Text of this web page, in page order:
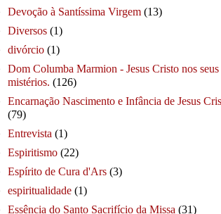
Devoção à Santíssima Virgem (13)
Diversos (1)
divórcio (1)
Dom Columba Marmion - Jesus Cristo nos seus
mistérios. (126)
Encarnação Nascimento e Infância de Jesus
(79)
Entrevista (1)
Espiritismo (22)
Espírito de Cura d'Ars (3)
espiritualidade (1)
Essência do Santo Sacrifício da Missa (31)